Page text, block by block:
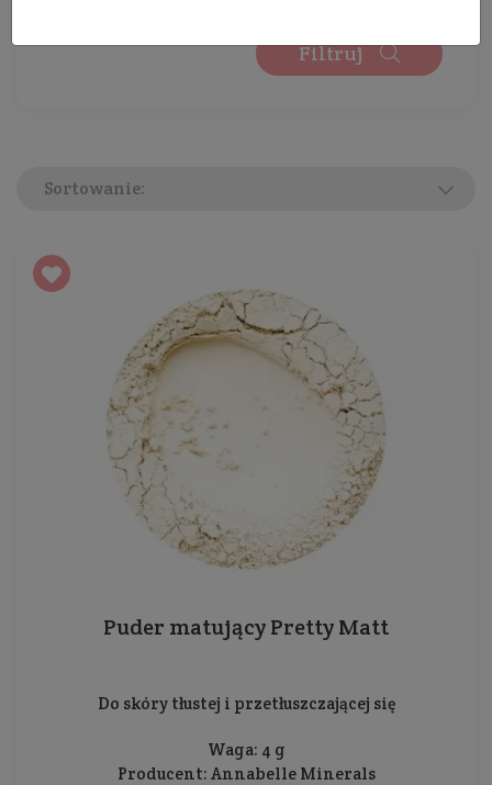
Filtruj
Sortowanie:
Puder matujący Pretty Matt
Do skóry tłustej i przetłuszczającej się
Waga: 4 g
Producent: Annabelle Minerals